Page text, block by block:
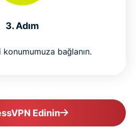
VPNs
Thailand risk-free
3. Adım
bağlanın.
Edinin